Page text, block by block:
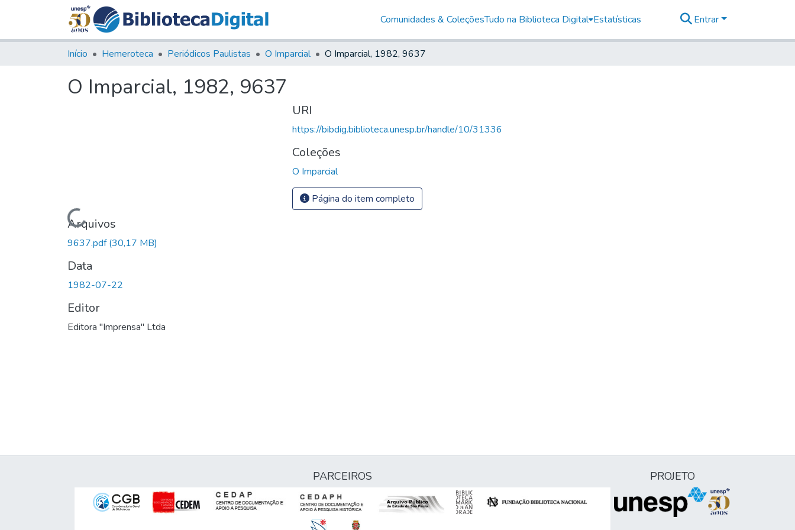
Comunidades & ColeçõesTudo na Biblioteca Digital Estatísticas Entrar
Início Hemeroteca Periódicos Paulistas O Imparcial O Imparcial, 1982, 9637
O Imparcial, 1982, 9637
Carregando...
Arquivos
9637.pdf(30,17 MB)
Data
1982-07-22
Editor
Editora "Imprensa" Ltda
URI
https://bibdig.biblioteca.unesp.br/handle/10/31336
Coleções
O Imparcial
Página do item completo
PARCEIROS PROJETO